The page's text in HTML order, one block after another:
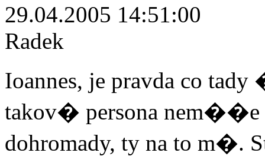
29.04.2005 14:51:00
Radek
Ioannes, je pravda co
takov� persona nem��e
dohromady, ty na to m�.